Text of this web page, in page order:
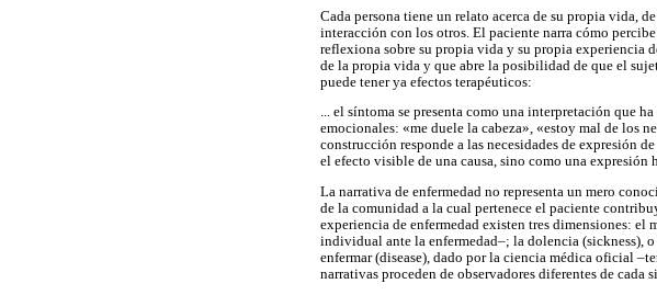
Cada persona tiene un relato acerca de su propia vida,
interacción con los otros. El paciente narra cómo
reflexiona sobre su propia vida y su propia experiencia
de la propia vida y que abre la posibilidad de que el
puede tener ya efectos terapéuticos:
... el síntoma se presenta como una interpretación que
emocionales: «me duele la cabeza», «estoy mal de los
construcción responde a las necesidades de expresión
el efecto visible de una causa, sino como una
La narrativa de enfermedad no representa un mero
de la comunidad a la cual pertenece el paciente
experiencia de enfermedad existen tres dimensiones:
individual ante la enfermedad–; la dolencia (sickness),
enfermar (disease), dado por la ciencia médica oficial
narrativas proceden de observadores diferentes de cada